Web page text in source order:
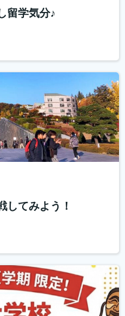
留学気分♪
してみよう！